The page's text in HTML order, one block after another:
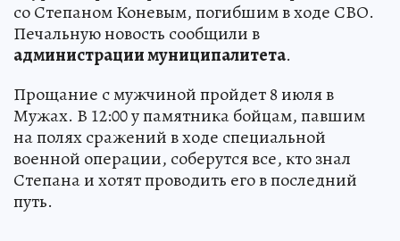
со Степаном Коневым, погибшим в ходе СВО.
Печальную новость сообщили в
администрации муниципалитета.
Прощание с мужчиной пройдет 8 июля в
Мужах. В 12:00 у памятника бойцам, павшим
на полях сражений в ходе специальной
военной операции, соберутся все, кто знал
Степана и хотят проводить его в последний
путь.